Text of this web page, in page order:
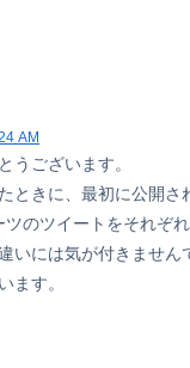
AM
うございます。
ときに、最初に公開さ
ツのツイートをそれぞ
いには気が付きません
ます。